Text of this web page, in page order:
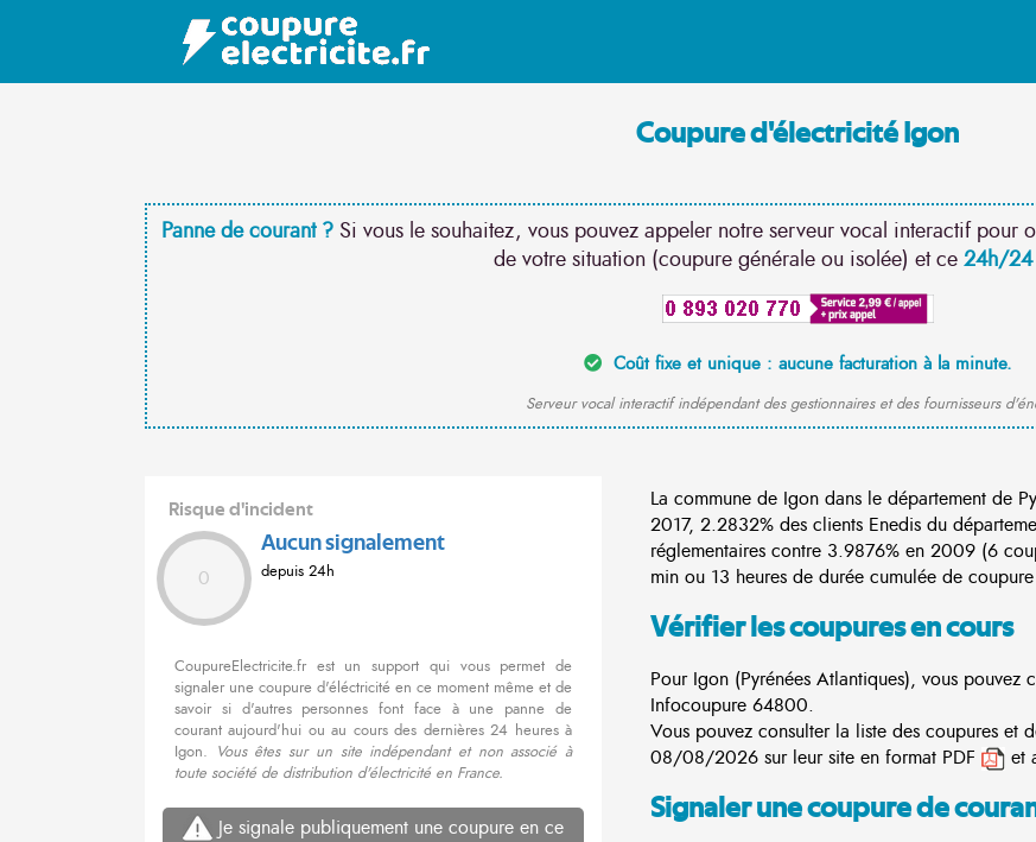
Coupure d'électricité Igon
Panne de courant ? Si vous le souhaitez, vous pouvez appeler notre serveur vocal interactif pour
de votre situation (coupure générale ou isolée) et ce 24h/24
Coût fixe et unique : aucune facturation à la minute.
Serveur vocal interactif indépendant des gestionnaires et des fournisseurs
Risque d'incident
0
Aucun signalement
depuis 24h
CoupureElectricite.fr est un support qui vous permet de
signaler une coupure d'éléctricité en ce moment même et de
savoir si d'autres personnes font face à une panne de
courant aujourd'hui ou au cours des dernières 24 heures à
Igon. Vous êtes sur un site indépendant et non associé à
toute société de distribution d'électricité en France.
Je signale publiquement une coupure en ce
La commune de Igon dans le département de
2017, 2.2832% des clients Enedis du
réglementaires contre 3.9876% en 2009 (6
min ou 13 heures de durée cumulée de
Vérifier les coupures en cours
Pour Igon (Pyrénées Atlantiques), vous
Infocoupure 64800.
Vous pouvez consulter la liste des coupures et
08/08/2026 sur leur site en format PDF
et
Signaler une coupure de